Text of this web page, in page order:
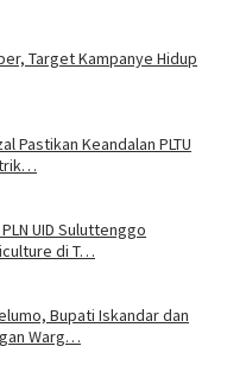
Target Kampanye Hidup
Pastikan Keandalan PLTU
UID Suluttenggo
di T…
Bupati Iskandar dan
Warg…